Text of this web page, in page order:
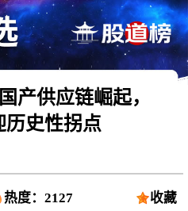
产供应链崛起，
历史性拐点
热度：2127 收藏